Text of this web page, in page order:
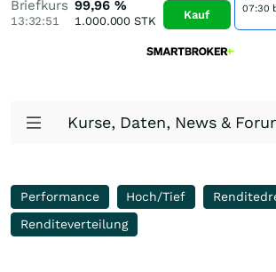
Briefkurs
13:32:51
99,96 %
1.000.000 STK Kauf 07:30
Kurse, Daten, News &
Performance Hoch/Tief
Renditeverteilung